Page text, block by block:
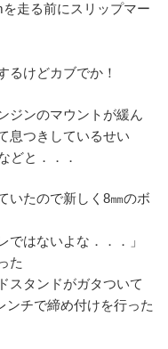
走る前にスリップマー
るけどカブでか！
ジンのマウントが緩ん
息つきしているせい
どと．．．
いたので新しく8㎜のボ
ではないよな．．．」
た
スタンドがガタついて
ンチで締め付けを行った